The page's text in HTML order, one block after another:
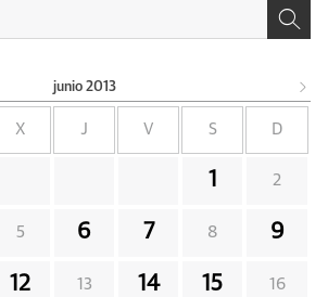
junio 2013
X J V S D
1 2
5 6 7 8 9
12 13 14 15 16